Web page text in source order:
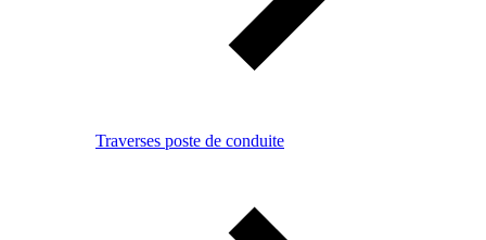
Traverses poste de conduite